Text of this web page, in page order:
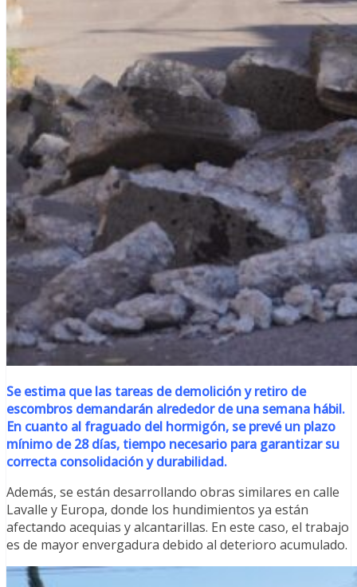
Se estima que las tareas de demolición y retiro de
escombros demandarán alrededor de una semana hábil.
En cuanto al fraguado del hormigón, se prevé un plazo
mínimo de 28 días, tiempo necesario para garantizar su
correcta consolidación y durabilidad.
Además, se están desarrollando obras similares en calle
Lavalle y Europa, donde los hundimientos ya están
afectando acequias y alcantarillas. En este caso, el trabajo
es de mayor envergadura debido al deterioro acumulado.